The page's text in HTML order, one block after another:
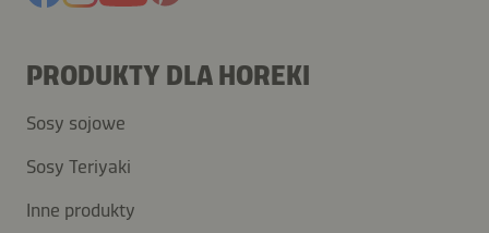
PRODUKTY DLA HOREKI
Sosy sojowe
Sosy Teriyaki
Inne produkty